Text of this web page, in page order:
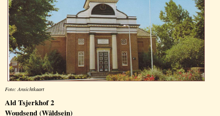
Foto: Ansichtkaart
Ald Tsjerkhof 2
Woudsend (Wâldsein)